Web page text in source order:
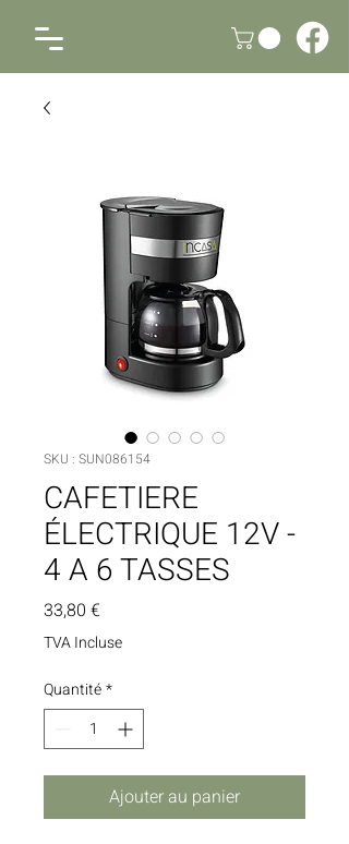
SKU : SUN086154
CAFETIERE
ÉLECTRIQUE 12V -
4 A 6 TASSES
33,80 €
TVA Incluse
Quantité*
Ajouter au panier